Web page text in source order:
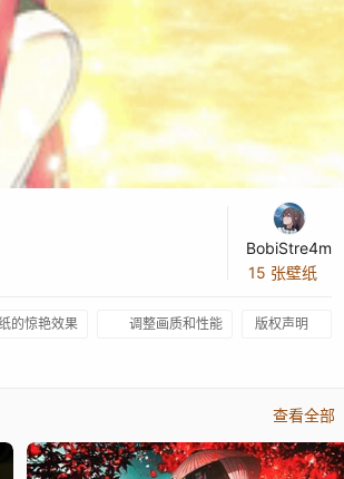
BobiStre4m
15 张壁纸
的惊艳效果 调整画质和性能 版权声明
查看全部